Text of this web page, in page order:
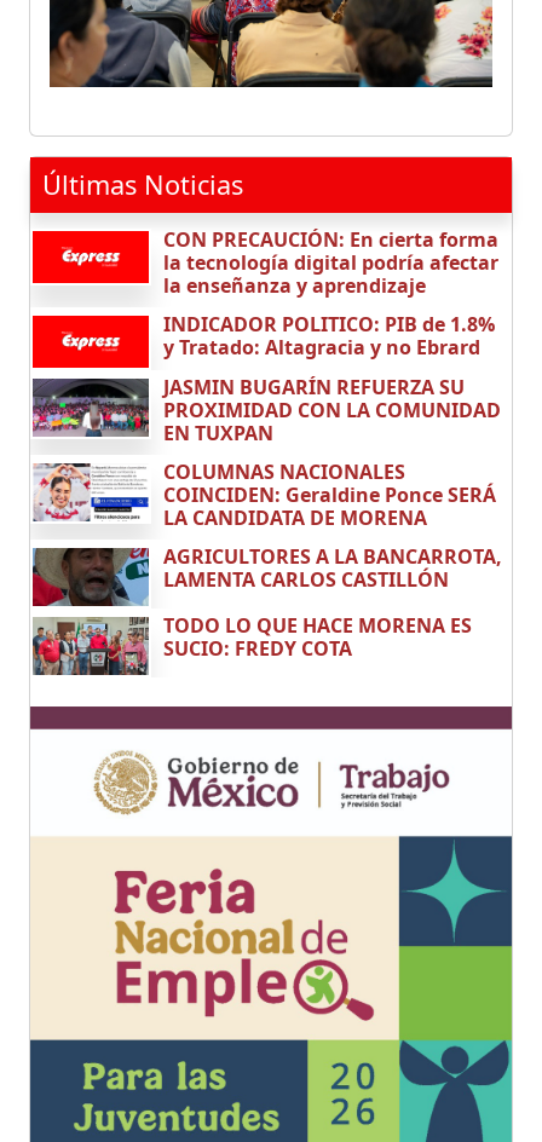
Últimas Noticias
CON PRECAUCIÓN: En cierta forma
la tecnología digital podría afectar
la enseñanza y aprendizaje
INDICADOR POLITICO: PIB de 1.8%
y Tratado: Altagracia y no Ebrard
JASMIN BUGARÍN REFUERZA SU
PROXIMIDAD CON LA COMUNIDAD
EN TUXPAN
COLUMNAS NACIONALES
COINCIDEN: Geraldine Ponce SERÁ
LA CANDIDATA DE MORENA
AGRICULTORES A LA BANCARROTA,
LAMENTA CARLOS CASTILLÓN
TODO LO QUE HACE MORENA ES
SUCIO: FREDY COTA